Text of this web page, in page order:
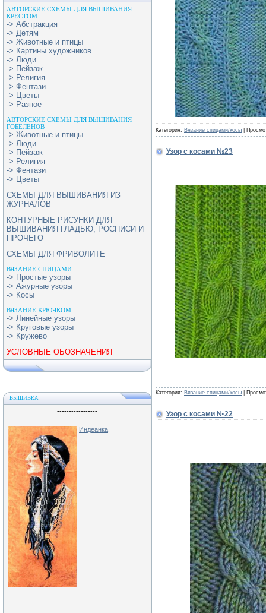
АВТОРСКИЕ СХЕМЫ ДЛЯ ВЫШИВАНИЯ
КРЕСТОМ
-> Абстракция
-> Детям
-> Животные и птицы
-> Картины художников
-> Люди
-> Пейзаж
-> Религия
-> Фентази
-> Цветы
-> Разное
АВТОРСКИЕ СХЕМЫ ДЛЯ ВЫШИВАНИЯ
ГОБЕЛЕНОВ
-> Животные и птицы
-> Люди
-> Пейзаж
-> Религия
-> Фентази
-> Цветы
СХЕМЫ ДЛЯ ВЫШИВАНИЯ ИЗ
ЖУРНАЛОВ
КОНТУРНЫЕ РИСУНКИ ДЛЯ
ВЫШИВАНИЯ ГЛАДЬЮ, РОСПИСИ И
ПРОЧЕГО
СХЕМЫ ДЛЯ ФРИВОЛИТЕ
ВЯЗАНИЕ СПИЦАМИ
-> Простые узоры
-> Ажурные узоры
-> Косы
ВЯЗАНИЕ КРЮЧКОМ
-> Линейные узоры
-> Круговые узоры
-> Кружево
УСЛОВНЫЕ ОБОЗНАЧЕНИЯ
ВЫШИВКА
-----------------
Индеанка
-----------------
Категория: Вязание спицами/косы |
Узор с косами №23
Категория: Вязание спицами/косы |
Узор с косами №22